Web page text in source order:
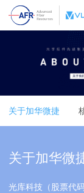
关于加华微捷
关于加华微
光库科技（股票代